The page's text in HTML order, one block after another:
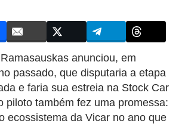
anunciou, em
passado, que disputaria a etapa
e faria sua estreia na Stock Car
piloto também fez uma promessa:
ecossistema da Vicar no ano que